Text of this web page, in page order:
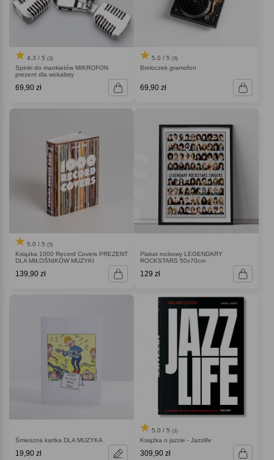
4.3 / 5 (3)
Spinki do mankietów MIKROFON
prezent dla wokalisty
69,90 zł
5.0 / 5 (5)
Breloczek gramofon
69,90 zł
5.0 / 5 (5)
Książka 1000 Record Covers PREZENT
DLA MIŁOŚNIKÓW MUZYKI
139,90 zł
Plakat rockowy LEGENDARY
ROCKSTARS 50x70cm
129 zł
Śmieszna kartka DLA MUZYKA
19,90 zł
5.0 / 5 (1)
Książka o jazzie - Jazzlife
309,90 zł